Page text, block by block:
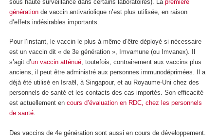
sous haute surveillance dans certains laboratoires). La première
génération de vaccin antivariolique n’est plus utilisée, en raison
d’effets indésirables importants.
Pour l’instant, le vaccin le plus à même d’être déployé si nécessaire
est un vaccin dit « de 3e génération », Imvamune (ou Imvanex). Il
s’agit d’un vaccin atténué, toutefois, contrairement aux vaccins plus
anciens, il peut être administré aux personnes immunodéprimées. Il a
déjà été utilisé en Israël, à Singapour, et au Royaume-Uni chez des
personnels de santé et les contacts des cas importés. Son efficacité
est actuellement en cours d’évaluation en RDC, chez les personnels
de santé.
Des vaccins de 4e génération sont aussi en cours de développement.